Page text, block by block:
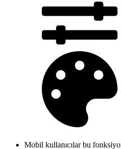
Mobil kullanıcılar bu